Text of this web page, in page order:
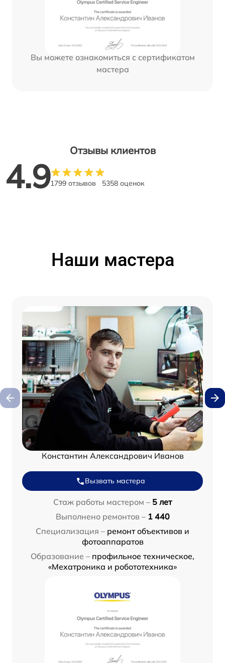
Вы можете ознакомиться с сертификатом
мастера
Отзывы клиентов
4.91799 отзывов 5358 оценок
Наши мастера
Константин Александрович Иванов
Вызвать мастера
Стаж работы мастером – 5 лет
Выполнено ремонтов – 1 440
Специализация – ремонт объективов и
фотоаппаратов
Образование – профильное техническое,
«Мехатроника и робототехника»